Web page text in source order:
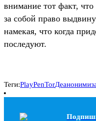
внимание тот факт, что
за собой право
намекая, что когда
последуют.
Теги:PlayPenTor